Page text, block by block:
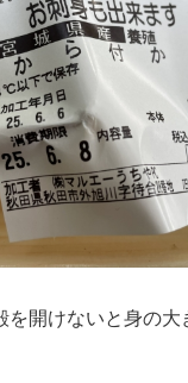
を開けないと身の大